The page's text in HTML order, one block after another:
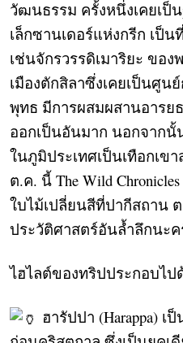
วัฒนธรรม ครั้งหนึ่งเคยเป็
เล็กซานเดอร์แห่งกรีก เป็
เช่นจักรวรรดิเมาริยะ ขอ
เมืองตักสิลาซึ่งเคยเป็นศูน
พุทธ มีการผสมผสานอารย
ออกเป็นอันมาก นอกจาก
ในภูมิประเทศเป็นเทือกเข
ต.ค. นี้ The Wild
ใบไม้เปลี่ยนสีที่ปากีสถาน
ประวัติศาสตร์อันล้ำลึกนะ
ไฮไลต์ของทริปประกอบไป
ฮารัปปา (Harappa)